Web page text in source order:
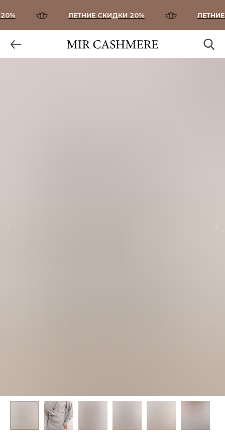
ЛЕТНИЕ СКИДКИ 20% ЛЕТНИЕ